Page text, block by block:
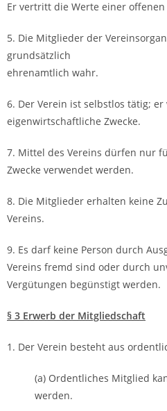
Er vertritt die Werte einer
5. Die Mitglieder der
grundsätzlich
ehrenamtlich wahr.
6. Der Verein ist selbstlos tätig;
eigenwirtschaftliche Zwecke.
7. Mittel des Vereins dürfen nur
Zwecke verwendet werden.
8. Die Mitglieder erhalten keine
Vereins.
9. Es darf keine Person durch
Vereins fremd sind oder durch
Vergütungen begünstigt werden.
§ 3 Erwerb der Mitgliedschaft
1. Der Verein besteht aus
(a) Ordentliches Mitglied
werden.